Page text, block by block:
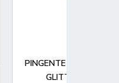
PINGENTE IEMANJÁ
GLITTER AZUL